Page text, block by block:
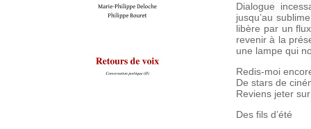
Dialogue
jusqu’au
libère par un
revenir à la
une lampe qui
Redis-moi
De stars de
Reviens jeter
Des fils d’été